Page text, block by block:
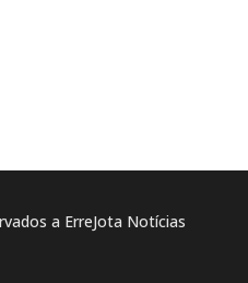
a ErreJota Notícias